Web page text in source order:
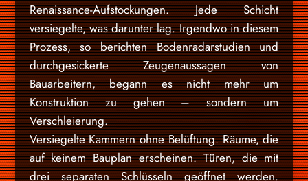
Renaissance-Aufstockungen. Jede Schicht
versiegelte, was darunter lag. Irgendwo in diesem
Prozess, so berichten Bodenradarstudien und
durchgesickerte Zeugenaussagen von
Bauarbeitern, begann es nicht mehr um
Konstruktion zu gehen – sondern um
Verschleierung.
Versiegelte Kammern ohne Belüftung. Räume, die
auf keinem Bauplan erscheinen. Türen, die mit
drei separaten Schlüsseln geöffnet werden.